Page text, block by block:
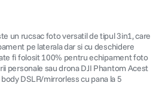
un rucsac foto versatil de tipul 3in1, care
pe laterala dar si cu deschidere
fi folosit 100% pentru echipament foto
personale sau drona DJI Phantom Acest
DSLR/mirrorless cu pana la 5